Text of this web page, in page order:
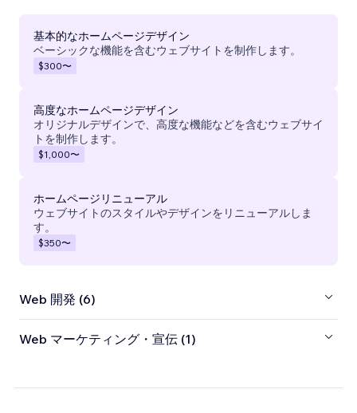
基本的なホームページデザイン
ベーシックな機能を含むウェブサイトを制作します。
$300〜
高度なホームページデザイン
オリジナルデザインで、高度な機能などを含むウェブサイ
トを制作します。
$1,000〜
ホームページリニューアル
ウェブサイトのスタイルやデザインをリニューアルしま
す。
$350〜
Web 開発 (6)
Web マーケティング・宣伝 (1)